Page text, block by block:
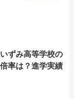
ずみ高等学校の
率は？進学実績